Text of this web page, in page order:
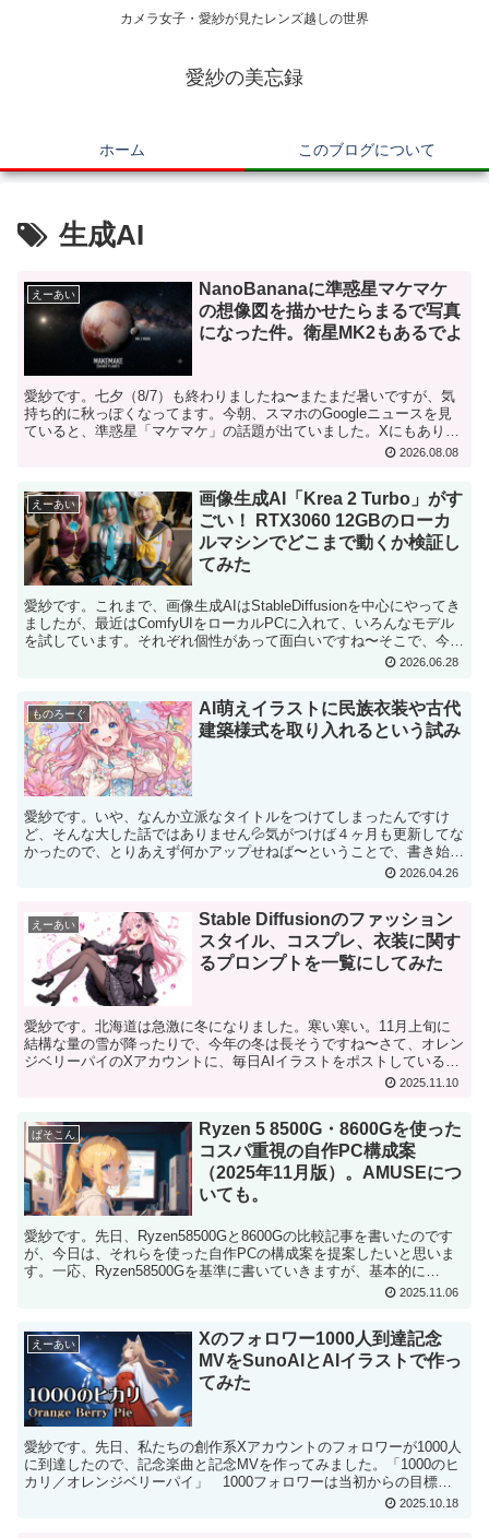
カメラ女子・愛紗が見たレンズ越しの世界
愛紗の美忘録
ホーム このブログについて
生成AI
えーあい
NanoBananaに準惑星マケマケ
の想像図を描かせたらまるで写真
になった件。衛星MK2もあるでよ
愛紗です。七夕（8/7）も終わりましたね〜またまだ暑いですが、気
持ち的に秋っぽくなってます。今朝、スマホのGoogleニュースを見
ていると、準惑星「マケマケ」の話題が出ていました。Xにもありま
2026.08.08
えーあい
画像生成AI「Krea 2 Turbo」がす
ごい！ RTX3060 12GBのローカ
ルマシンでどこまで動くか検証し
てみた
愛紗です。これまで、画像生成AIはStableDiffusionを中心にやってき
ましたが、最近はComfyUIをローカルPCに入れて、いろんなモデル
を試しています。それぞれ個性があって面白いですね〜そこで、今回
2026.06.28
ものろーぐ
AI萌えイラストに民族衣装や古代
建築様式を取り入れるという試み
愛紗です。いや、なんか立派なタイトルをつけてしまったんですけ
ど、そんな大した話ではありません💦気がつけば４ヶ月も更新してな
かったので、とりあえず何かアップせねば〜ということで、書き始め
た記事です。私、ＸやYoutubeで「オレンジベリーパイ...
2026.04.26
えーあい
Stable Diffusionのファッション
スタイル、コスプレ、衣装に関す
るプロンプトを一覧にしてみた
愛紗です。北海道は急激に冬になりました。寒い寒い。11月上旬に
結構な量の雪が降ったりで、今年の冬は長そうですね〜さて、オレン
ジベリーパイのXアカウントに、毎日AIイラストをポストしているの
ですが、最近、イラストに登場する美少女の衣装がマンネ...2025.11.10
ぱそこん
Ryzen 5 8500G・8600Gを使った
コスパ重視の自作PC構成案
（2025年11月版）。AMUSEにつ
いても。
愛紗です。先日、Ryzen58500Gと8600Gの比較記事を書いたのです
が、今日は、それらを使った自作PCの構成案を提案したいと思いま
す。一応、Ryzen58500Gを基準に書いていきますが、基本的に
2025.11.06
えーあい
Xのフォロワー1000人到達記念
MVをSunoAIとAIイラストで作っ
てみた
愛紗です。先日、私たちの創作系Xアカウントのフォロワーが1000人
に到達したので、記念楽曲と記念MVを作ってみました。「1000のヒ
カリ／オレンジベリーパイ」 1000フォロワーは当初からの目標だ
2025.10.18